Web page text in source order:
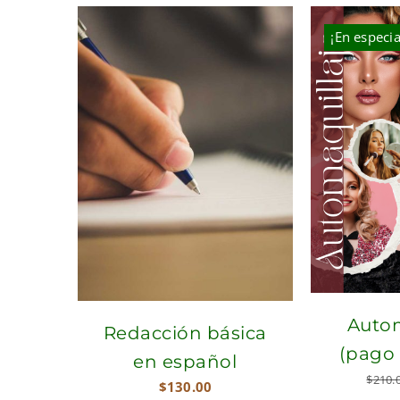
$324.00.
$268.00.
Redacción básica
en español
$130.00
¡En
$